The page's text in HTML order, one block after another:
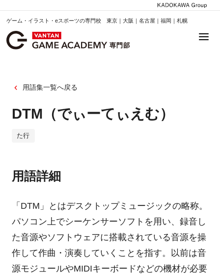
ゲーム・イラスト・eスポーツの専門校 東京｜大阪｜名古屋｜福岡｜札幌
用語集一覧へ戻る
DTM（でぃーてぃえむ）
た行
用語詳細
「DTM」とはデスクトップミュージックの略称。
パソコン上でシーケンサーソフトを用い、録音し
た音源やソフトウェアに搭載されている音源を操
作して作曲・演奏していくことを指す。以前は音
源モジュールやMIDIキーボードなどの機材が必要